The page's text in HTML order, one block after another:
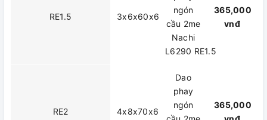
RE1.5 3x6x60x6
ngón
cầu 2me
Nachi
L6290 RE1.5
365,000
vnđ
RE2 4x8x70x6
Dao
phay
ngón
365,000